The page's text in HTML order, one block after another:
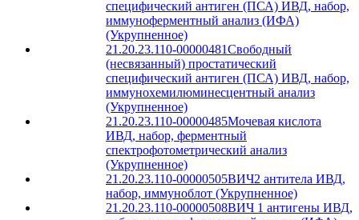
специфический антиген (ПСА) ИВД, набор,
иммуноферментный анализ (ИФА)
(Укрупненное)
21.20.23.110-00000481Свободный
(несвязанный) простатический
специфический антиген (ПСА) ИВД, набор,
иммунохемилюминесцентный анализ
(Укрупненное)
21.20.23.110-00000485Мочевая кислота
ИВД, набор, ферментный
спектрофотометрический анализ
(Укрупненное)
21.20.23.110-00000505ВИЧ2 антитела ИВД,
набор, иммуноблот (Укрупненное)
21.20.23.110-00000508ВИЧ 1 антигены ИВД,